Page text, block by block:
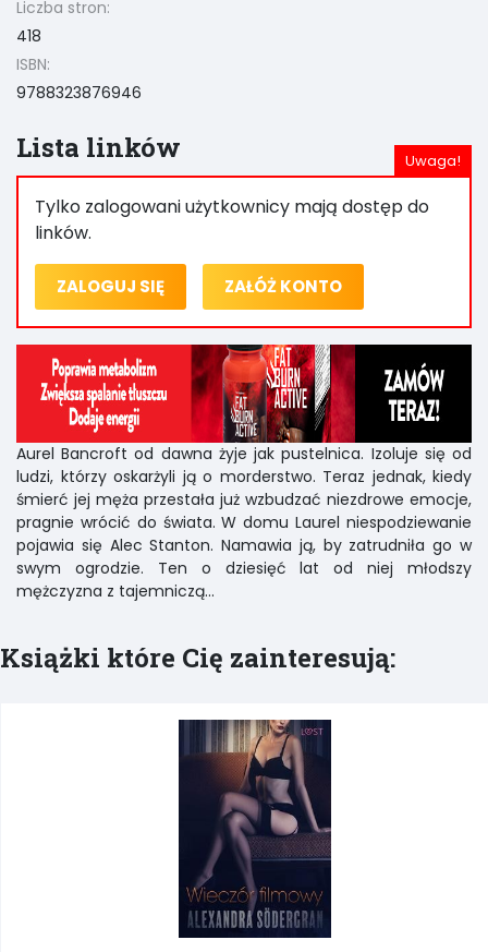
Liczba stron:
418
ISBN:
9788323876946
Lista linków
Tylko zalogowani użytkownicy mają dostęp do
linków.
ZALOGUJ SIĘ ZAŁÓŻ KONTO
Aurel Bancroft od dawna żyje jak pustelnica. Izoluje się od
ludzi, którzy oskarżyli ją o morderstwo. Teraz jednak, kiedy
śmierć jej męża przestała już wzbudzać niezdrowe emocje,
pragnie wrócić do świata. W domu Laurel niespodziewanie
pojawia się Alec Stanton. Namawia ją, by zatrudniła go w
swym ogrodzie. Ten o dziesięć lat od niej młodszy
mężczyzna z tajemniczą...
Książki które Cię zainteresują: